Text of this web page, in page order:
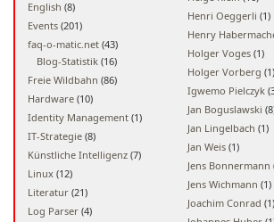
English (8)
Events (201)
faq-o-matic.net (43)
Blog-Statistik (16)
Freie Wildbahn (86)
Hardware (10)
Identity Management (1)
IT-Strategie (8)
Künstliche Intelligenz (7)
Linux (12)
Literatur (21)
Log Parser (4)
Henri Oeggerli (1)
Henry
Holger Voges (1)
Holger Vorberg (1)
Igwemo Pielczyk
Jan Boguslawski
Jan Lingelbach (1)
Jan Weis (1)
Jens Bonnermann
Jens Wichmann (1)
Joachim Conrad (1)